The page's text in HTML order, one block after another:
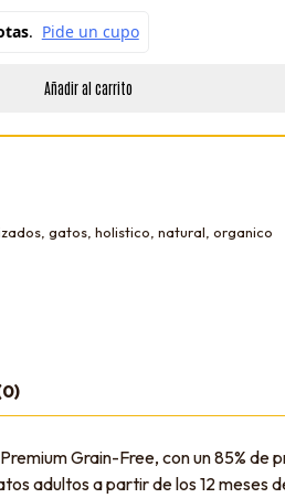
Añadir al carrito
,gatos ,holistico ,natural ,organico
Grain-Free, con un 85%
adultos a partir de los 12 meses